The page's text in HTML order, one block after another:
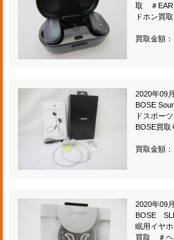
取 ＃
ドホン買
買取金額
2020年09
BOSE
ドスポー
BOSE買
買取金額
2020年09
BOSE
眠用イヤ
買取 ＃ヘ